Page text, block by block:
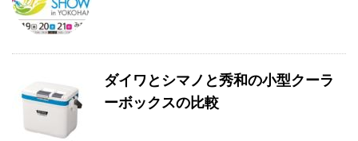
ダイワとシマノと秀和の小型クーラ
ーボックスの比較